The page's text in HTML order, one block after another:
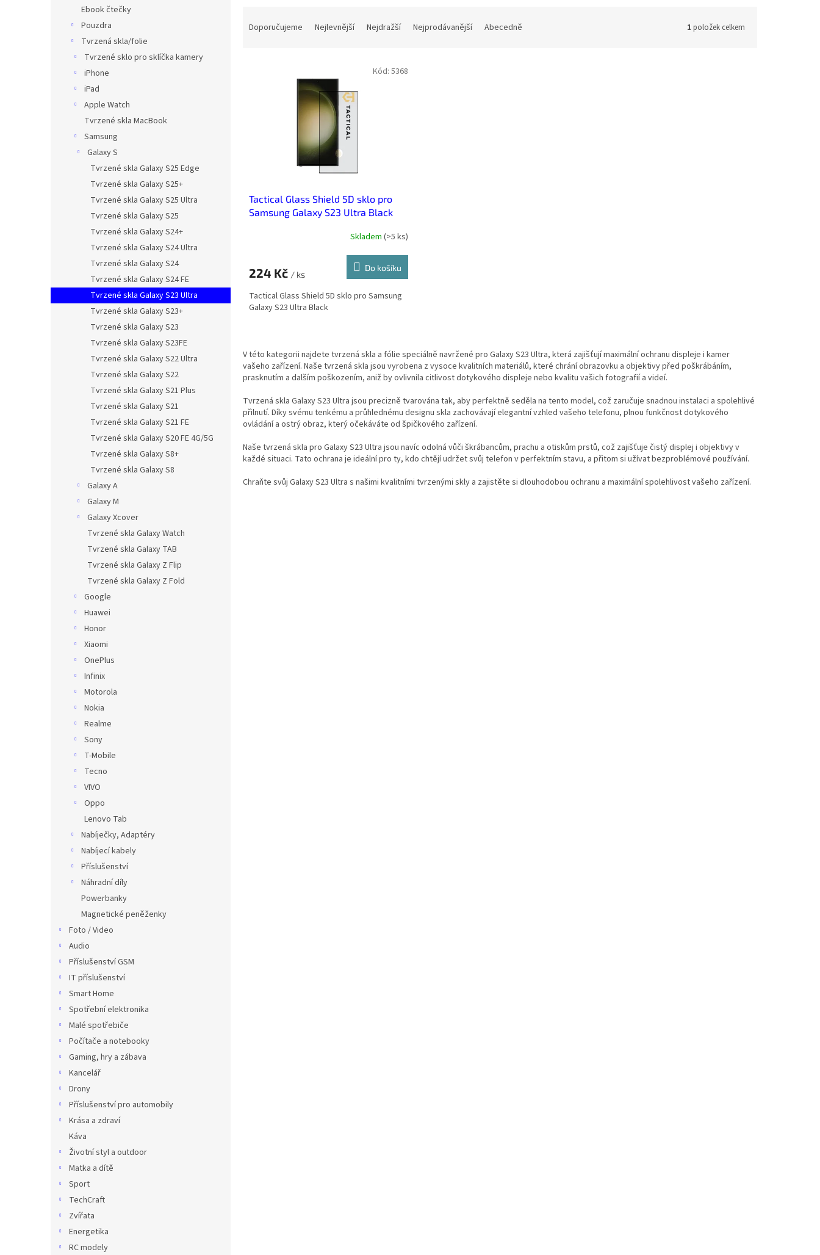
Ebook čtečky
Pouzdra
Tvrzená skla/folie
Tvrzené sklo pro sklíčka kamery
iPhone
iPad
Apple Watch
Tvrzené skla MacBook
Samsung
Galaxy S
Tvrzené skla Galaxy S25 Edge
Tvrzené skla Galaxy S25+
Tvrzené skla Galaxy S25 Ultra
Tvrzené skla Galaxy S25
Tvrzené skla Galaxy S24+
Tvrzené skla Galaxy S24 Ultra
Tvrzené skla Galaxy S24
Tvrzené skla Galaxy S24 FE
Tvrzené skla Galaxy S23 Ultra
Tvrzené skla Galaxy S23+
Tvrzené skla Galaxy S23
Tvrzené skla Galaxy S23FE
Tvrzené skla Galaxy S22 Ultra
Tvrzené skla Galaxy S22
Tvrzené skla Galaxy S21 Plus
Tvrzené skla Galaxy S21
Tvrzené skla Galaxy S21 FE
Tvrzené skla Galaxy S20 FE 4G/5G
Tvrzené skla Galaxy S8+
Tvrzené skla Galaxy S8
Galaxy A
Galaxy M
Galaxy Xcover
Tvrzené skla Galaxy Watch
Tvrzené skla Galaxy TAB
Tvrzené skla Galaxy Z Flip
Tvrzené skla Galaxy Z Fold
Google
Huawei
Honor
Xiaomi
OnePlus
Infinix
Motorola
Nokia
Realme
Sony
T-Mobile
Tecno
VIVO
Oppo
Lenovo Tab
Nabíječky, Adaptéry
Nabíjecí kabely
Příslušenství
Náhradní díly
Powerbanky
Magnetické peněženky
Foto / Video
Audio
Příslušenství GSM
IT příslušenství
Smart Home
Spotřební elektronika
Malé spotřebiče
Počítače a notebooky
Gaming, hry a zábava
Kancelář
Drony
Příslušenství pro automobily
Krása a zdraví
Káva
Životní styl a outdoor
Matka a dítě
Sport
TechCraft
Zvířata
Energetika
RC modely
Doporučujeme Nejlevnější Nejdražší Nejprodávanější Abecedně 1 položek celkem
Tactical Glass Shield 5D sklo pro
Samsung Galaxy S23 Ultra Black
Skladem (>5 ks)
224 Kč / ks
Do košíku
Tactical Glass Shield 5D sklo pro Samsung
Galaxy S23 Ultra Black
Kód: 5368
l
á
d
c
í
r
v
k
y
v
V této kategorii najdete tvrzená skla a fólie speciálně navržené pro Galaxy S23 Ultra, která zajišťují maximální ochranu displeje i kamer
vašeho zařízení. Naše tvrzená skla jsou vyrobena z vysoce kvalitních materiálů, které chrání obrazovku a objektivy před poškrábáním,
prasknutím a dalším poškozením, aniž by ovlivnila citlivost dotykového displeje nebo kvalitu vašich fotografií a videí.
Tvrzená skla Galaxy S23 Ultra jsou precizně tvarována tak, aby perfektně seděla na tento model, což zaručuje snadnou instalaci a spolehlivé
přilnutí. Díky svému tenkému a průhlednému designu skla zachovávají elegantní vzhled vašeho telefonu, plnou funkčnost dotykového
ovládání a ostrý obraz, který očekáváte od špičkového zařízení.
Naše tvrzená skla pro Galaxy S23 Ultra jsou navíc odolná vůči škrábancům, prachu a otiskům prstů, což zajišťuje čistý displej i objektivy v
každé situaci. Tato ochrana je ideální pro ty, kdo chtějí udržet svůj telefon v perfektním stavu, a přitom si užívat bezproblémové používání.
Chraňte svůj Galaxy S23 Ultra s našimi kvalitními tvrzenými skly a zajistěte si dlouhodobou ochranu a maximální spolehlivost vašeho zařízení.